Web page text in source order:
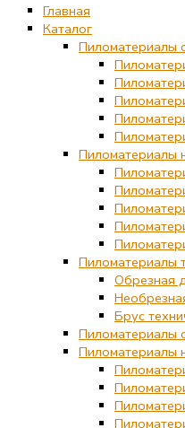
Главная
Каталог
Пиломатериалы
Пиломатериалы
Пиломатериалы
Обрезная
Брус
Пиломатериалы
Пиломатериалы